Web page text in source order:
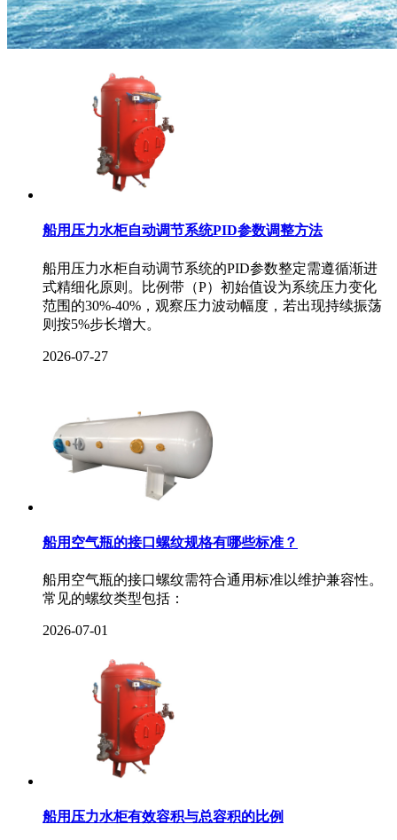
船用压力水柜自动调节系统PID参数调整方法
船用压力水柜自动调节系统的PID参数整定需遵循渐进
式精细化原则。比例带（P）初始值设为系统压力变化
范围的30%-40%，观察压力波动幅度，若出现持续振荡
则按5%步长增大。
2026-07-27
船用空气瓶的接口螺纹规格有哪些标准？‌
‌船用空气瓶的接口螺纹需符合通用标准以维护兼容性。
常见的螺纹类型包括：
2026-07-01
船用压力水柜有效容积与总容积的比例